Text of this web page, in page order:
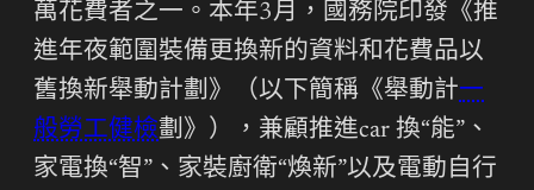
萬花費者之一。本年3月，國務院印發《推
進年夜範圍裝備更換新的資料和花費品以
舊換新舉動計劃》（以下簡稱《舉動計一
般勞工健檢劃》），兼顧推進car 換“能”、
家電換“智”、家裝廚衛“煥新”以及電動自行